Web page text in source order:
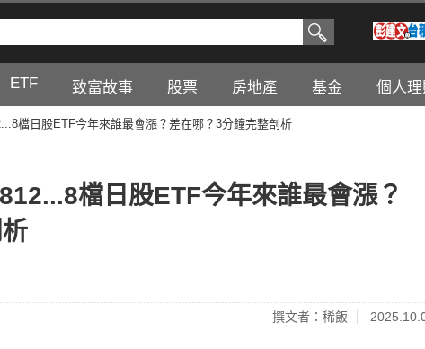
ETF 致富故事 股票 房地產 基金 個人
檔日股ETF今年來誰最會漲？差在哪？3分鐘完整剖析
檔日股ETF今年來誰最會漲？
撰文者：稀飯